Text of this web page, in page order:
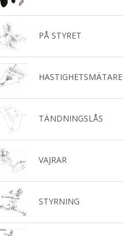
PÅ STYRET
HASTIGHETSMÄTARE
TÄNDNINGSLÅS
VAJRAR
STYRNING